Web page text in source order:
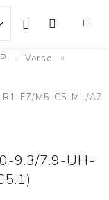
Verso
F7/M5-C5-ML/AZ
9.3/7.9-UH-